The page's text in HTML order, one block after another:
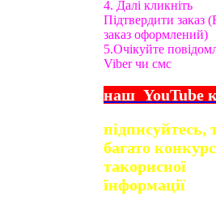
4. Далі кликніть
Підтвердити заказ
заказ оформлений)
5.Очікуйте
Viber чи смс
наш YouTube
підписуйтесь,
багато
такорисної
їнформації